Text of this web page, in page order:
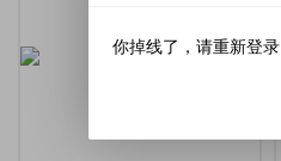
你掉线了，请重新登录